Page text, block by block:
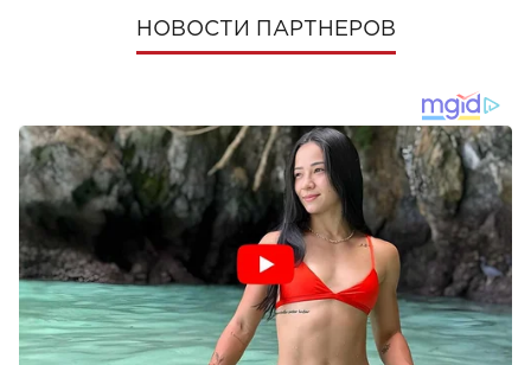
НОВОСТИ ПАРТНЕРОВ